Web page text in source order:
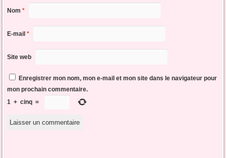
Nom *
E-mail *
Site web
Enregistrer mon nom, mon e-mail et mon site dans le navigateur pour
mon prochain commentaire.
1 + cinq =